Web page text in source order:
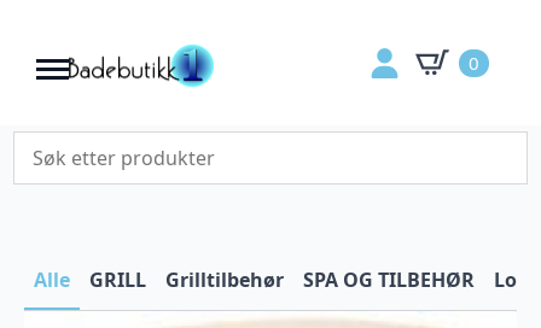
0
Alle GRILL Grilltilbehør SPA OG TILBEHØR